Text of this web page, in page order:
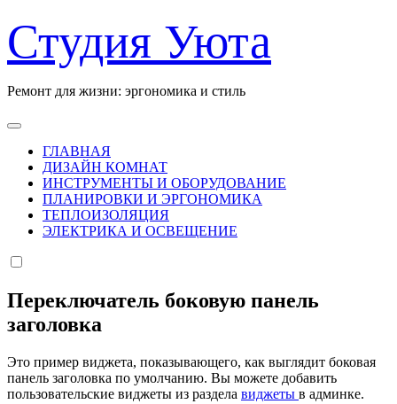
к
содержанию
Студия Уюта
Ремонт для жизни: эргономика и стиль
ГЛАВНАЯ
ДИЗАЙН КОМНАТ
ИНСТРУМЕНТЫ И ОБОРУДОВАНИЕ
ПЛАНИРОВКИ И ЭРГОНОМИКА
ТЕПЛОИЗОЛЯЦИЯ
ЭЛЕКТРИКА И ОСВЕЩЕНИЕ
Переключатель боковую панель
заголовка
Это пример виджета, показывающего, как выглядит боковая
панель заголовка по умолчанию. Вы можете добавить
пользовательские виджеты из раздела виджеты в админке.